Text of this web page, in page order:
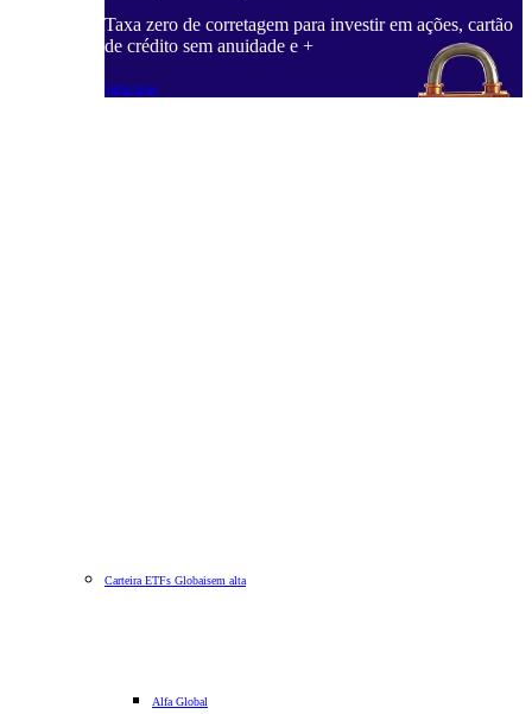
Taxa zero de corretagem para investir em ações, cartão
de crédito sem anuidade e +
Saiba mais
Carteira ETFs Globaisem alta
Alfa Global